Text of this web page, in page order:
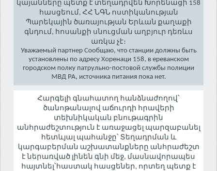
կայանները պետք է տեղադրվեն Խորենացի 158
հասցեում, ՀՀ ՆԳՆ ոստիկանության
Պարեկային ծառայության Երևան քաղաքի
գնդում, հոսանքի սնուցման աղբյուր դեռևս
առկա չէ։
Уважаемый партнер Сообщаю, что станции должны быть
установлены по адресу Хоренаци 158, в ереванском
городском полку патрульно-постовой службы полиции
МВД РА, источника питания пока нет.
Հարգելի գնահատող հանձնաժողով՝
ծանոթանալով աճուրդի հրավերի
տեխնիկական բնութագրին
անհրաժեշտություն է առաջացել պարզաբանել
հետևյալ պահանջը՝ Տեղադրման և
կարգաբերման աշխատանքները անհրաժեշտ
է ներառված լինեն գնի մեջ, մասնավորապես
հայտնել՝հաստակ հասցեներ, որտեղ պետք է